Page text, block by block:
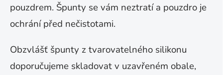
pouzdrem. Špunty se vám neztratí a pouzdro je
ochrání před nečistotami.
Obzvlášť špunty z tvarovatelného silikonu
doporučujeme skladovat v uzavřeném obale,